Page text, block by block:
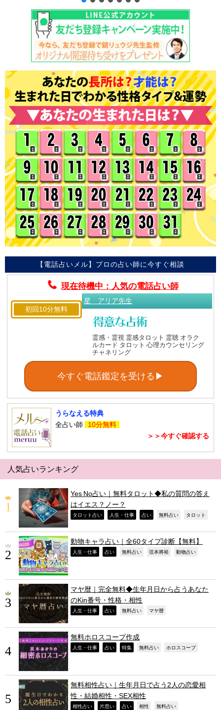
【電話占いメル】プロの占い師に今すぐ相談
現在待機中：人気の電話占い師
初回10分無料
星 アリア先生
霊感・霊視 霊感タロット 霊聴 オラク
ルカード タロット 心理カウンセリング
チャネリング
今すぐ電話鑑定を受ける▶
うらなえる特典
全占い師
10分無料
＞＞今すぐ確認する
人気占いランキング
Yes No占い｜無料タロット◆私の質問の答え
はイエス？ノー？
タロット占い 人生・仕事 占い 無料占い タロット
動物キャラ占い｜全60タイプ診断【無料】
人生・仕事 占い 無料占い 弦本將裕 動物占い
マヤ暦｜完全無料◆生年月日から占うあなた
のKin番号・性格・相性
人生・仕事 占い 無料占い マヤ暦
無料ホロスコープ作成
人生・仕事 占い 特集 無料占い ホロスコープ
無料相性占い｜生年月日で占う2人の恋愛相
性・結婚相性・SEX相性
相性占い 片思い 占い 相性 無料占い